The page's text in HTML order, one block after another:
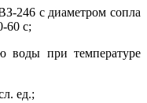
246 с диаметром сопла
60 с;
воды при температуре
ед.;